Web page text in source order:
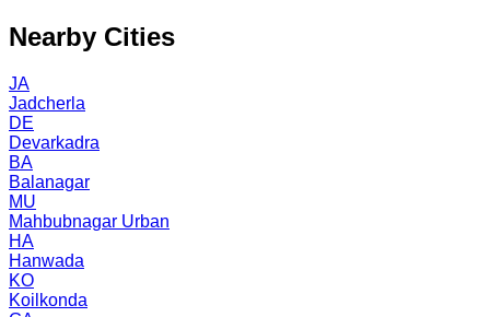
Nearby Cities
JA
Jadcherla
DE
Devarkadra
BA
Balanagar
MU
Mahbubnagar Urban
HA
Hanwada
KO
Koilkonda